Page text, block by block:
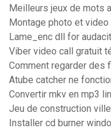
Meilleurs jeux de mots
Montage photo et video
Lame_enc dll for
Viber video call gratuit
Comment regarder des
Atube catcher ne
Convertir mkv en mp3
Jeu de construction
Installer cd burner